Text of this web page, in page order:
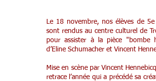
Le 18 novembre, nos élèves de 5e
sont rendus au centre culturel de
pour assister à la pièce "bombe
d’Eline Schumacher et Vincent
Mise en scène par Vincent
retrace l’année qui a précédé sa